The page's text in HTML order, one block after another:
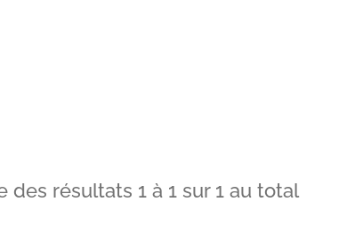
des résultats 1 à 1 sur 1 au total